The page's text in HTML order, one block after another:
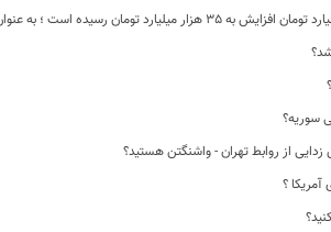
سوریه؟
از روابط تهران - واشنگتن هستید؟
؟